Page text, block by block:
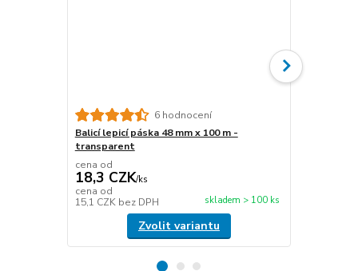
6 hodnocení
Balicí lepicí páska 48 mm x 100 m -
transparent
cena od
18,3 CZK/ks
cena od
15,1 CZK bez DPH skladem > 100 ks
Zvolit variantu